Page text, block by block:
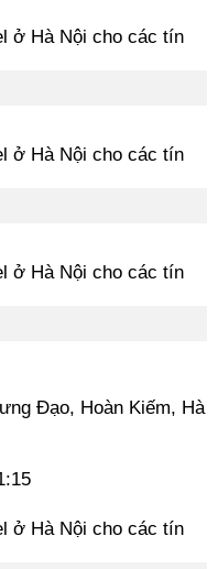
Đạo, Hoàn Kiếm, Hà